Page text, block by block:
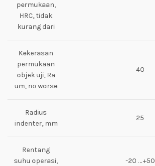
permukaan,
HRC, tidak
kurang dari
Kekerasan
permukaan
objek uji, Ra
um, no worse
40
Radius
indenter, mm
25
Rentang
suhu operasi,
-20 … +50